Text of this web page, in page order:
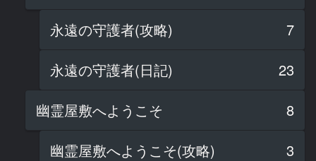
永遠の守護者(攻略)
7
永遠の守護者(日記)
23
幽霊屋敷へようこそ
8
幽霊屋敷へようこそ(攻略)
3